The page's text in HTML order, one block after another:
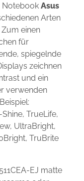
Notebook Asus
Arten
einen
für
spiegelnde
zeichnen
und ein
verwenden
TrueLife,
UltraBright,
TruBrite
EJ matte